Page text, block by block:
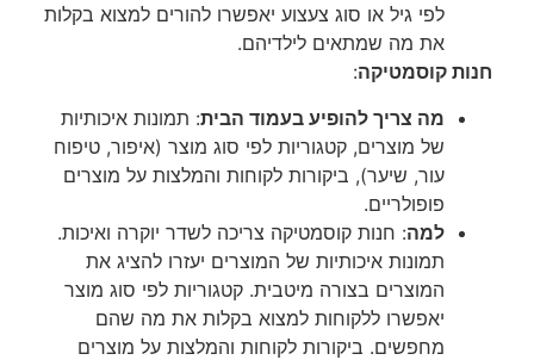
לפי גיל או סוג צעצוע יאפשרו להורים למצוא בקלות
את מה שמתאים לילדיהם.
חנות קוסמטיקה:
מה צריך להופיע בעמוד הבית: תמונות איכותיות
של מוצרים, קטגוריות לפי סוג מוצר (איפור, טיפוח
עור, שיער), ביקורות לקוחות והמלצות על מוצרים
פופולריים.
למה: חנות קוסמטיקה צריכה לשדר יוקרה ואיכות.
תמונות איכותיות של המוצרים יעזרו להציג את
המוצרים בצורה מיטבית. קטגוריות לפי סוג מוצר
יאפשרו ללקוחות למצוא בקלות את מה שהם
מחפשים. ביקורות לקוחות והמלצות על מוצרים